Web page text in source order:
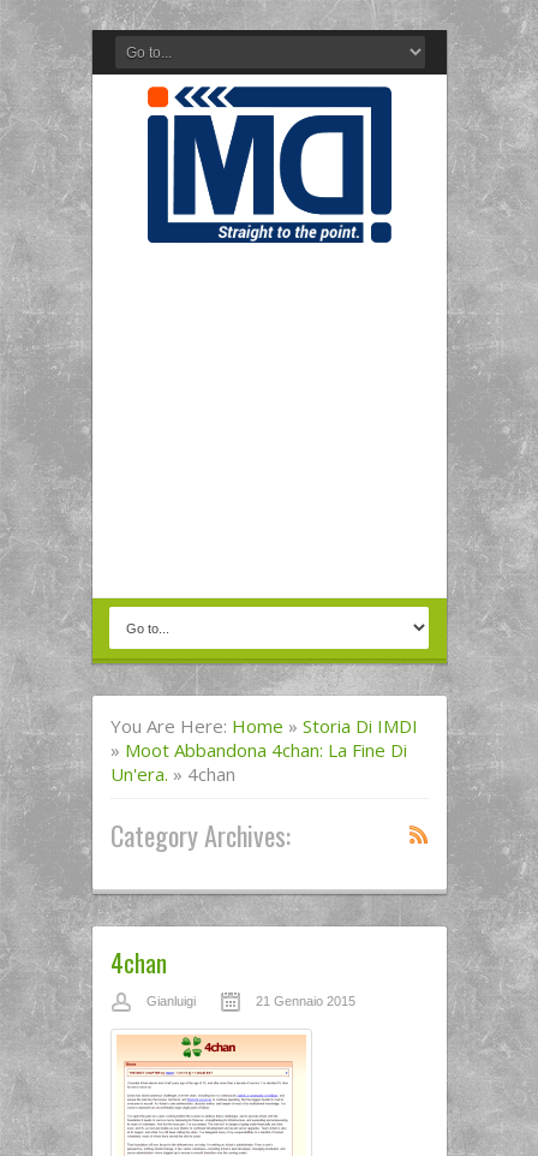
You Are Here: Home » Storia Di IMDI
» Moot Abbandona 4chan: La Fine Di
Un'era. » 4chan
Category Archives:
4chan
Gianluigi 21 Gennaio 2015